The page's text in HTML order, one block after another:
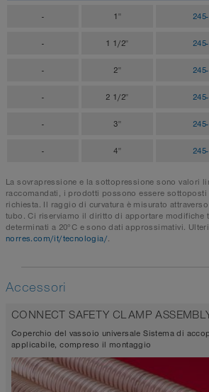
- 1"
- 1 1/2"
- 2"
- 2 1/2"
- 3"
- 4"
La sovrapressione e la sottopressione sono valori
raccomandati, i prodotti possono essere
richiesta. Il raggio di curvatura è misurato
tubo. Ci riserviamo il diritto di apportare modifiche
determinati a 20°C e sono dati approssimativi.
norres.com/it/tecnologia/.
Accessori
CONNECT SAFETY CLAMP
Coperchio del vassoio universale Sistema di
applicabile, compreso il montaggio